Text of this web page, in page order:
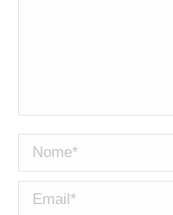
Nome *
Email *